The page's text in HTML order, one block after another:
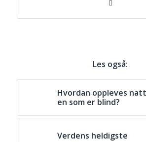
Les også:
Hvordan oppleves
en som er blind?
Verdens heldigste